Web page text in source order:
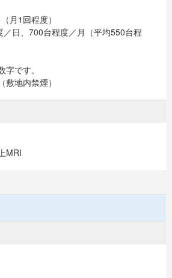
月1回程度）
／日、700台程度／月（平均550台程
です。
地内禁煙）
MRI